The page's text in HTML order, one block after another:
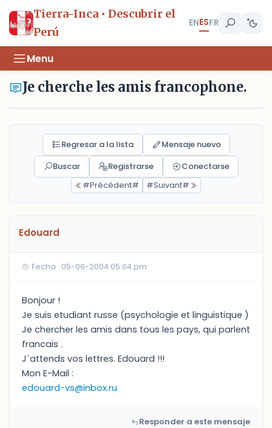
Tierra-Inca • Descubrir el
Perú
ENESFR
Menu
Je cherche les amis francophone.
Regresar a la lista
Mensaje nuevo
Buscar
Registrarse
Conectarse
#Précédent#
#Suivant#
Edouard
Fecha : 05-06-2004 05:04 pm
Bonjour !
Je suis etudiant russe (psychologie et linguistique )
Je chercher les amis dans tous les pays, qui parlent
francais .
J`attends vos lettres. Edouard !!!
Mon E-Mail :
edouard-vs@inbox.ru
Responder a este mensaje